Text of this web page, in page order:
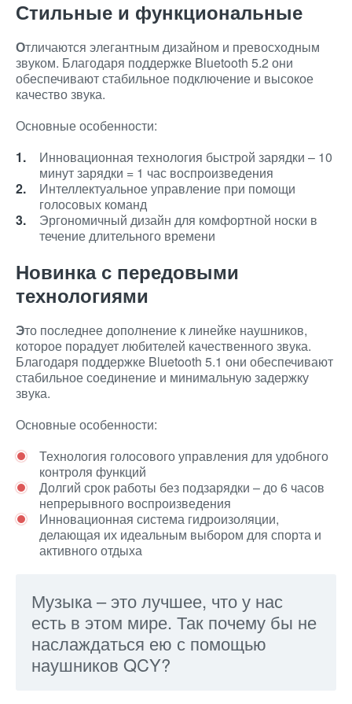
Стильные и функциональные
Отличаются элегантным дизайном и превосходным
звуком. Благодаря поддержке Bluetooth 5.2 они
обеспечивают стабильное подключение и высокое
качество звука.
Основные особенности:
Инновационная технология быстрой зарядки – 10
минут зарядки = 1 час воспроизведения
Интеллектуальное управление при помощи
голосовых команд
Эргономичный дизайн для комфортной носки в
течение длительного времени
Новинка с передовыми
технологиями
Это последнее дополнение к линейке наушников,
которое порадует любителей качественного звука.
Благодаря поддержке Bluetooth 5.1 они обеспечивают
стабильное соединение и минимальную задержку
звука.
Основные особенности:
Технология голосового управления для удобного
контроля функций
Долгий срок работы без подзарядки – до 6 часов
непрерывного воспроизведения
Инновационная система гидроизоляции,
делающая их идеальным выбором для спорта и
активного отдыха
Музыка – это лучшее, что у нас
есть в этом мире. Так почему бы не
наслаждаться ею с помощью
наушников QCY?